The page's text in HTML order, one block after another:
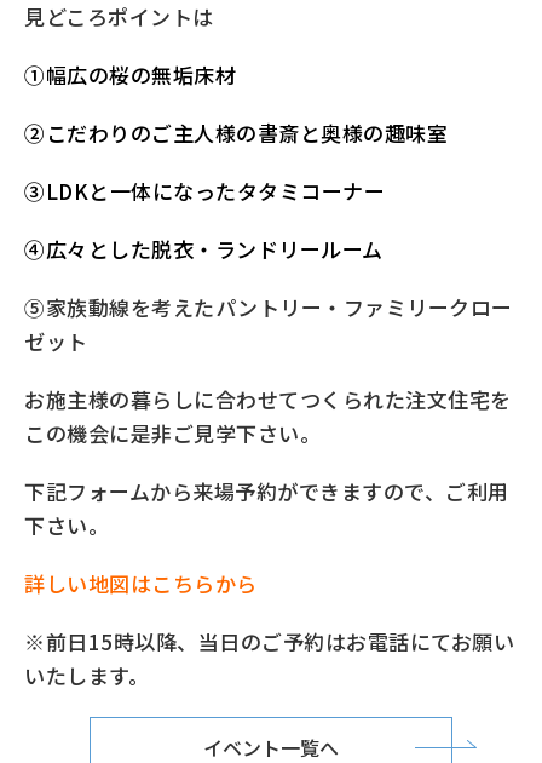
見どころポイントは
➀幅広の桜の無垢床材
②こだわりのご主人様の書斎と奥様の趣味室
③LDKと一体になったタタミコーナー
④広々とした脱衣・ランドリールーム
⑤家族動線を考えたパントリー・ファミリークロー
ゼット
お施主様の暮らしに合わせてつくられた注文住宅を
この機会に是非ご見学下さい。
下記フォームから来場予約ができますので、ご利用
下さい。
詳しい地図はこちらから
※前日15時以降、当日のご予約はお電話にてお願い
いたします。
イベント一覧へ